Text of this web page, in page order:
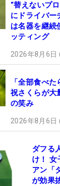
“替えないプ
にドライバー
は名器を継
ッティング
2026年8月6日
「全部食べ
祝さくらが大
の笑み
2026年8月6日
ダフる
け！ 女
アン「
が効果